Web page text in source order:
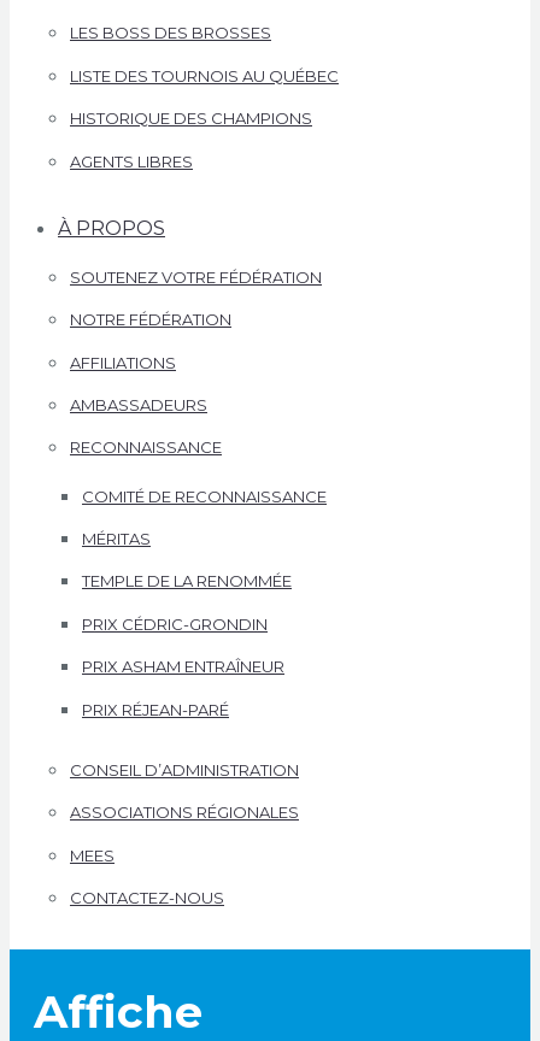
LES BOSS DES BROSSES
LISTE DES TOURNOIS AU QUÉBEC
HISTORIQUE DES CHAMPIONS
AGENTS LIBRES
À PROPOS
SOUTENEZ VOTRE FÉDÉRATION
NOTRE FÉDÉRATION
AFFILIATIONS
AMBASSADEURS
RECONNAISSANCE
COMITÉ DE RECONNAISSANCE
MÉRITAS
TEMPLE DE LA RENOMMÉE
PRIX CÉDRIC-GRONDIN
PRIX ASHAM ENTRAÎNEUR
PRIX RÉJEAN-PARÉ
CONSEIL D’ADMINISTRATION
ASSOCIATIONS RÉGIONALES
MEES
CONTACTEZ-NOUS
Affiche